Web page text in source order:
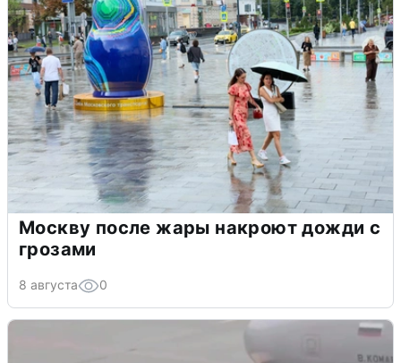
Москву после жары накроют дожди с
грозами
8 августа 0